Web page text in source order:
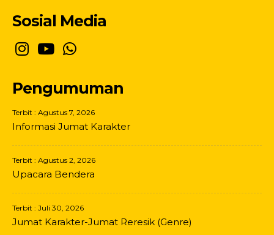
Sosial Media
Pengumuman
Terbit : Agustus 7, 2026
Informasi Jumat Karakter
Terbit : Agustus 2, 2026
Upacara Bendera
Terbit : Juli 30, 2026
Jumat Karakter-Jumat Reresik (Genre)